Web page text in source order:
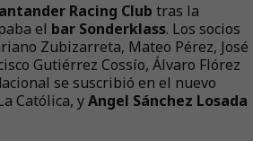
Racing Club tras la
el bar Sonderklass. Los socios
Zubizarreta, Mateo Pérez, José
Gutiérrez Cossío, Álvaro Flórez
se suscribió en el nuevo
Católica, yAngel Sánchez Losada